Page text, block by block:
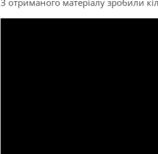
З отриманого матеріалу зробили